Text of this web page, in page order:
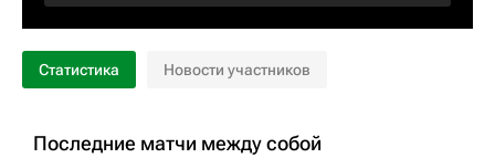
Статистика Новости участников
Последние матчи между собой